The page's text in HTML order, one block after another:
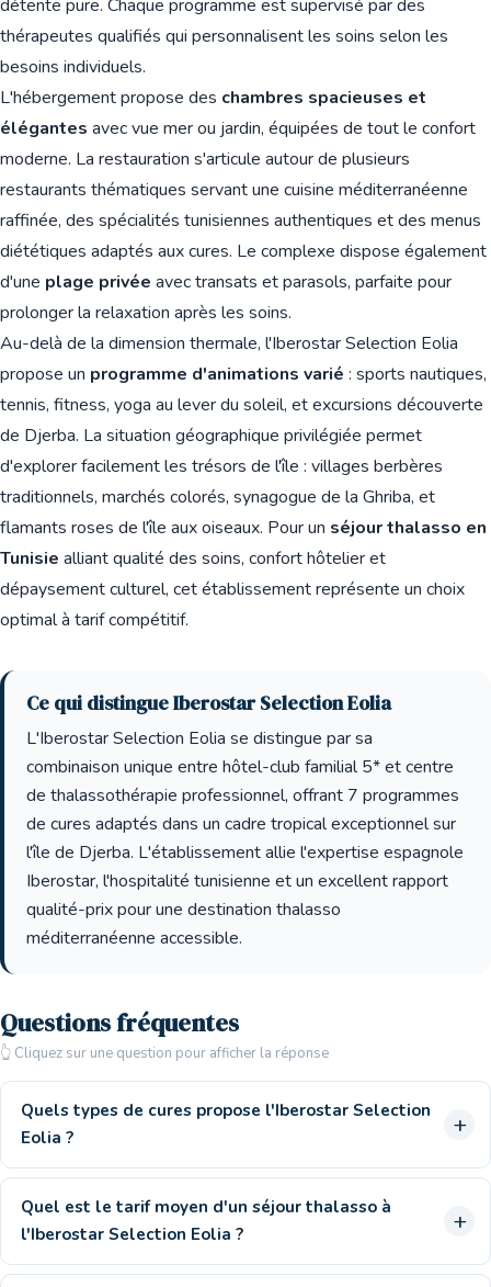
détente pure. Chaque programme est supervisé par des
thérapeutes qualifiés qui personnalisent les soins selon les
besoins individuels.
L'hébergement propose des chambres spacieuses et
élégantes avec vue mer ou jardin, équipées de tout le confort
moderne. La restauration s'articule autour de plusieurs
restaurants thématiques servant une cuisine méditerranéenne
raffinée, des spécialités tunisiennes authentiques et des menus
diététiques adaptés aux cures. Le complexe dispose également
d'une plage privée avec transats et parasols, parfaite pour
prolonger la relaxation après les soins.
Au-delà de la dimension thermale, l'Iberostar Selection Eolia
propose un programme d'animations varié : sports nautiques,
tennis, fitness, yoga au lever du soleil, et excursions découverte
de Djerba. La situation géographique privilégiée permet
d'explorer facilement les trésors de l'île : villages berbères
traditionnels, marchés colorés, synagogue de la Ghriba, et
flamants roses de l'île aux oiseaux. Pour un séjour thalasso en
Tunisie alliant qualité des soins, confort hôtelier et
dépaysement culturel, cet établissement représente un choix
optimal à tarif compétitif.
Ce qui distingue Iberostar Selection Eolia
L'Iberostar Selection Eolia se distingue par sa
combinaison unique entre hôtel-club familial 5* et centre
de thalassothérapie professionnel, offrant 7 programmes
de cures adaptés dans un cadre tropical exceptionnel sur
l'île de Djerba. L'établissement allie l'expertise espagnole
Iberostar, l'hospitalité tunisienne et un excellent rapport
qualité-prix pour une destination thalasso
méditerranéenne accessible.
Questions fréquentes
👆 Cliquez sur une question pour afficher la réponse
Quels types de cures propose l'Iberostar Selection
Eolia ?
Quel est le tarif moyen d'un séjour thalasso à
l'Iberostar Selection Eolia ?